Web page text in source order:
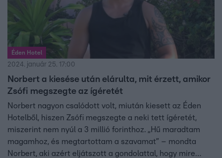
Éden Hotel
2024. január 25. 17:00
Norbert a kiesése után elárulta, mit érzett, amikor
Zsófi megszegte az ígéretét
Norbert nagyon csalódott volt, miután kiesett az Éden
Hotelből, hiszen Zsófi megszegte a neki tett ígéretét,
miszerint nem nyúl a 3 millió forinthoz. „Hű maradtam
magamhoz, és megtartottam a szavamat” – mondta
Norbert, aki azért eljátszott a gondolattal, hogy mire